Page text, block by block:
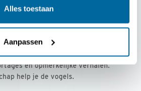
Alles toestaan
Aanpassenvoor € 36,00 per jaar
voor onze leden, met
en opmerkelijke verhalen.
help je de vogels.